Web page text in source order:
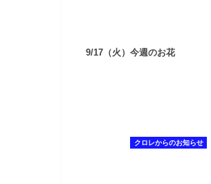
9/17（火）今週のお花
クロレからのお知らせ